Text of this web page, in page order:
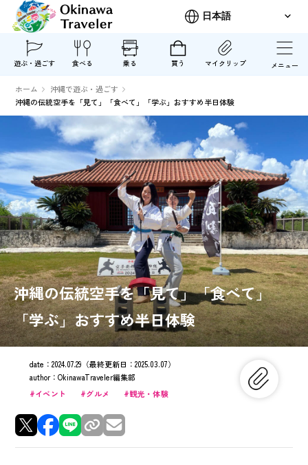
遊ぶ・過ごす 食べる 乗る 買う マイクリップ メニュー
ホーム
沖縄で遊ぶ・過ごす
沖縄の伝統空手を「見て」「食べて」「学ぶ」おすすめ半日体験
沖縄の伝統空手を「見て」「食べて」
「学ぶ」おすすめ半日体験
date： 2024.07.29 （最終更新日： 2025.03.07）
author： OkinawaTraveler編集部
イベント
グルメ 観光・体験